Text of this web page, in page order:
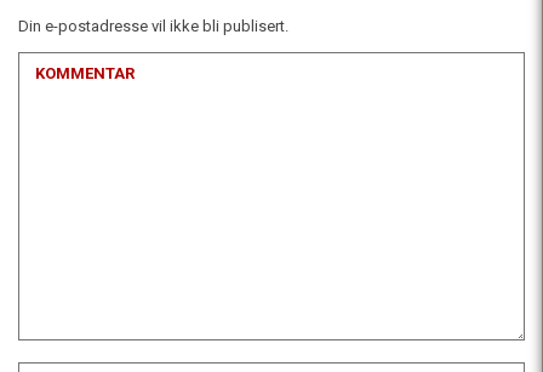
Din e-postadresse vil ikke bli publisert.
KOMMENTAR